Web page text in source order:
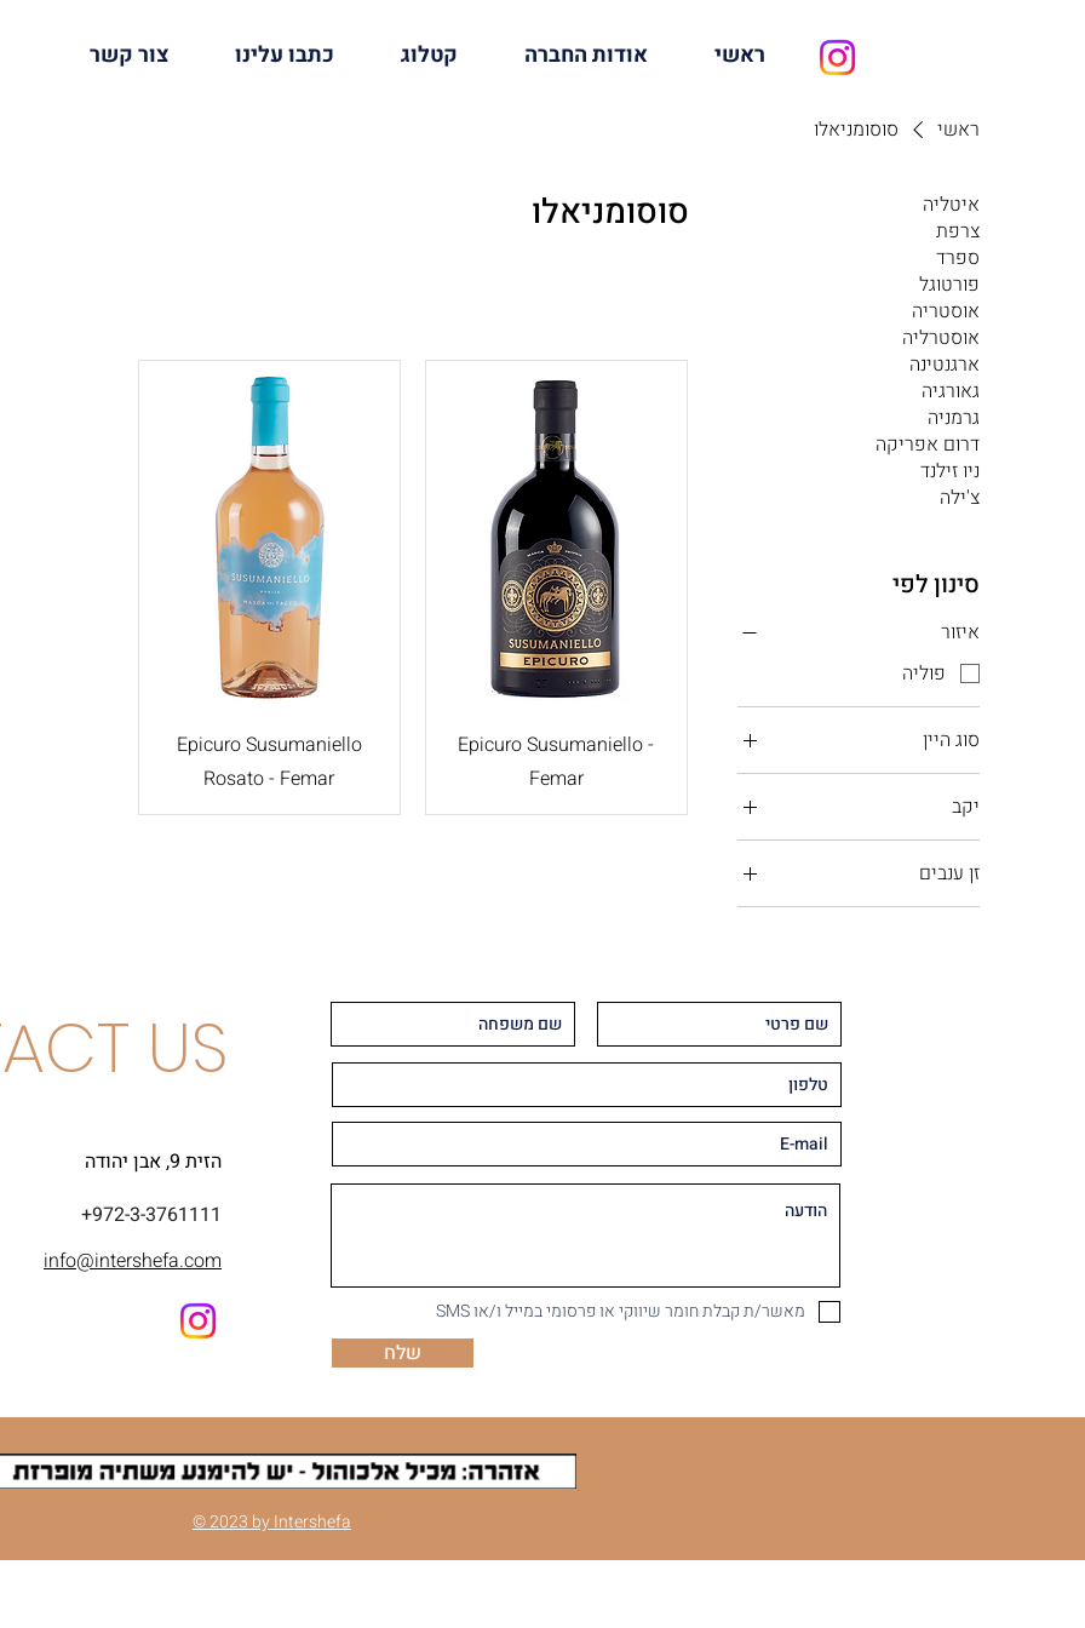
ראשי אודות החברה קטלוג כתבו עלינו צור קשר
ראשי סוסומניאלו
איטליה
צרפת
ספרד
פורטוגל
אוסטריה
אוסטרליה
ארגנטינה
גאורגיה
גרמניה
דרום אפריקה
ניו זילנד
צ'ילה
סינון לפי
איזור
פוליה
סוג היין
יין אדום
יקב
פמאר
זן ענבים
סוסומניאלו
סוסומניאלו
Epicuro Susumaniello -
Femar
Epicuro Susumaniello
Rosato - Femar
US
הזית 9, אבן יהודה
+972-3-3761111
info@intershefa.com
מאשר/ת קבלת חומר שיווקי או פרסומי במייל ו/או SMS
שלח
© 2023 by Intershefa